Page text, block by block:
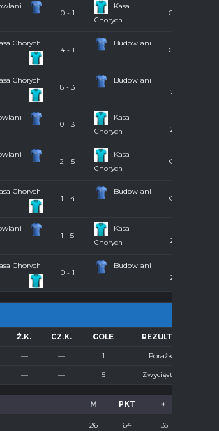
0 - 1
Kasa
Chorych
Orlik 2012
Chorych
4 - 1
Budowlani
Orlik 2012
Chorych
8 - 3
Budowlani
2011/2012
0 - 3
Kasa
Chorych
2011/2012
2 - 5
Kasa
Chorych
Orlik 2011
Chorych
1 - 4
Budowlani
Orlik 2011
1 - 5
Kasa
Chorych
2010/2011
Chorych
0 - 1
Budowlani
2010/2011
Ż.K. CZ.K. GOLE REZULTAT
— — 1 Porażka
— — 5 Zwycięstwo
M PKT +
26 64 135